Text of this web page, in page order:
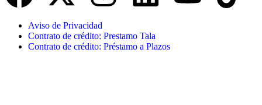
Aviso de Privacidad
Contrato de crédito: Prestamo Tala
Contrato de crédito: Préstamo a Plazos